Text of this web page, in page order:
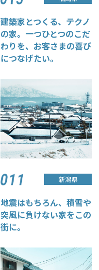
建築家とつくる、テクノ
の家。一つひとつのこだ
わりを、お客さまの喜び
につなげたい。
新潟県
地震はもちろん、積雪や
突風に負けない家をこの
街に。